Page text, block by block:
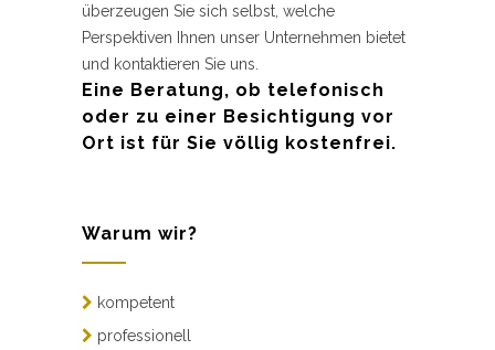
überzeugen Sie sich selbst, welche
Perspektiven Ihnen unser Unternehmen bietet
und kontaktieren Sie uns.
Eine Beratung, ob telefonisch
oder zu einer Besichtigung vor
Ort ist für Sie völlig kostenfrei.
Warum wir?
kompetent
professionell